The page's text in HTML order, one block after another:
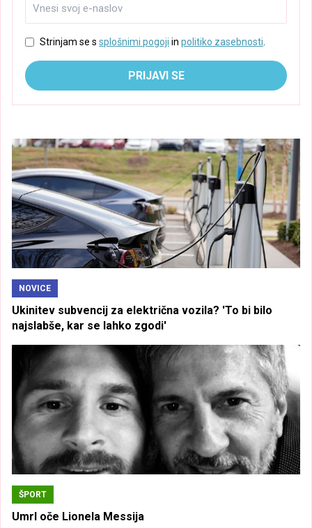
Strinjam se s splošnimi pogoji in politiko zasebnosti
PRIJAVI SE
NOVICE
Ukinitev subvencij za električna vozila? 'To bi bilo
najslabše, kar se lahko zgodi'
ŠPORT
Umrl oče Lionela Messija